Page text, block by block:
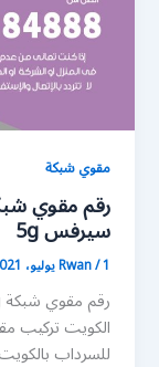
مقوي شبكة
سيرفس 5g
Rwan/1 يوليو، 2021
الكويت تركيب
للسرداب